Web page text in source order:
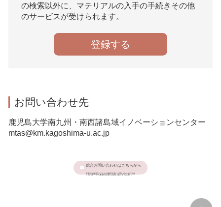
の検索以外に、マテリアルの入手の手続きその他
のサービスが受けられます。
登録する
お問い合わせ先
鹿児島大学南九州・南西諸島域イノベーションセンター
mtas@km.kagoshima-u.ac.jp
総合お問い合わせはこちらから
本有体物管理システムの利用大学にお問い合わせの方は
このバナーから希望の大学にお問い合わせください。